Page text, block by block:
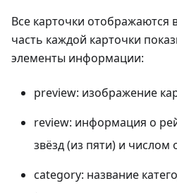
Все карточки отображаются
часть каждой карточки
элементы информации:
preview: изображение
review: информация о
звёзд (из пяти) и числом
category: название